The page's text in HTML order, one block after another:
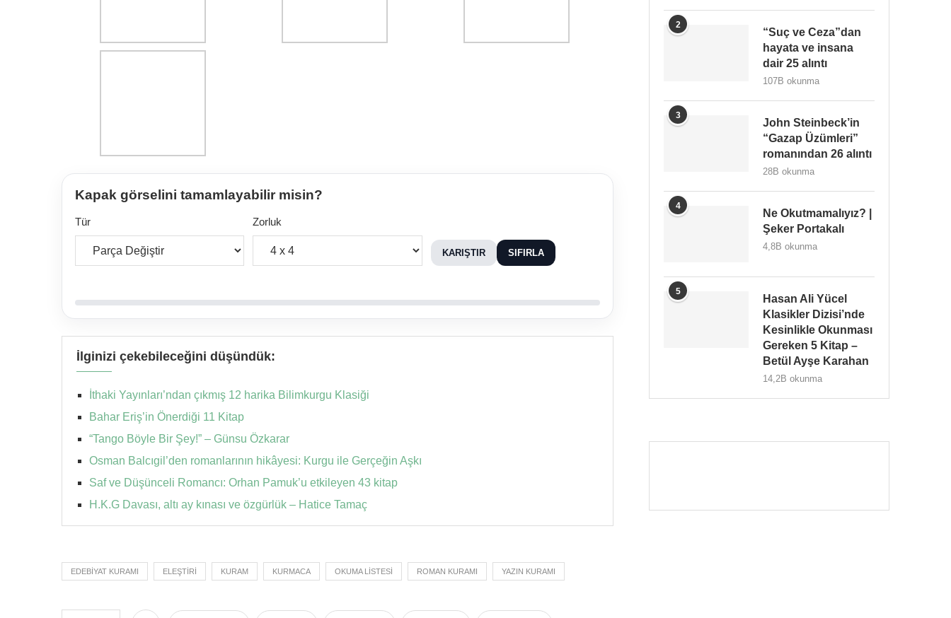
Kapak görselini tamamlayabilir misin?
Tür Zorluk
KARIŞTIR SIFIRLA
İlginizi çekebileceğini düşündük:
İthaki Yayınları’ndan çıkmış 12 harika Bilimkurgu Klasiği
Bahar Eriş’in Önerdiği 11 Kitap
“Tango Böyle Bir Şey!” – Günsu Özkarar
Osman Balcıgil’den romanlarının hikâyesi: Kurgu ile Gerçeğin Aşkı
Saf ve Düşünceli Romancı: Orhan Pamuk’u etkileyen 43 kitap
H.K.G Davası, altı ay kınası ve özgürlük – Hatice Tamaç
EDEBIYAT KURAMI ELEŞTIRI KURAM KURMACA OKUMA LISTESI ROMAN KURAMI YAZIN KURAMI
2
“Suç ve Ceza”dan
hayata ve insana
dair 25 alıntı
107B okunma
3
John Steinbeck’in
“Gazap Üzümleri”
romanından 26 alıntı
28B okunma
4
Ne Okutmamalıyız? |
Şeker Portakalı
4,8B okunma
5
Hasan Ali Yücel
Klasikler Dizisi’nde
Kesinlikle Okunması
Gereken 5 Kitap –
Betül Ayşe Karahan
14,2B okunma